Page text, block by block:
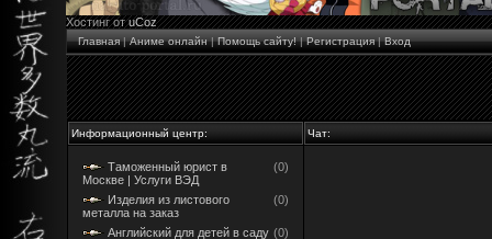
Хостинг отuCoz
Главная|Аниме онлайн|Помощь сайту!|Регистрация|Вход
Информационный центр: Чат:
Таможенный юрист в
Москве | Услуги ВЭД
(0)
Изделия из листового
металла на заказ
(0)
Английский для детей в саду (0)